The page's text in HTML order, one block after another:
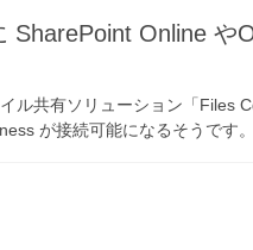
SharePoint Online や
ル共有ソリューション「Files
が接続可能になるそうです。